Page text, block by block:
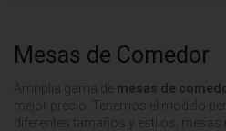
Mesas de Comedor
Amnplia gama de mesas de
mejor precio. Tenemos el modelo
diferentes tamaños y estilos,